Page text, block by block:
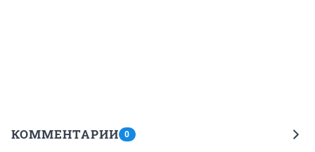
КОММЕНТАРИИ 0